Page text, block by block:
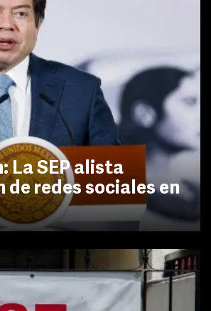
La SEP alista
de redes sociales en